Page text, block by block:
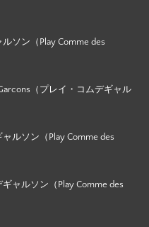
ソン（Play Comme des
（プレイ・コムデギャル
ルソン（Play Comme des
ャルソン（Play Comme des